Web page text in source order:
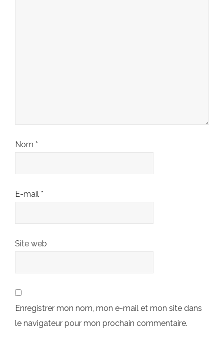
Nom *
E-mail *
Site web
Enregistrer mon nom, mon e-mail et mon site dans
le navigateur pour mon prochain commentaire.